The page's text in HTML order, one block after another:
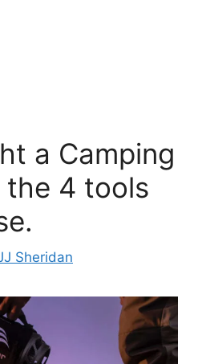
a Camping
the 4 tools
Sheridan